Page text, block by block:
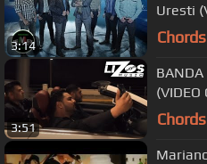
3:14
Uresti
3:51
BANDA
(VIDEO